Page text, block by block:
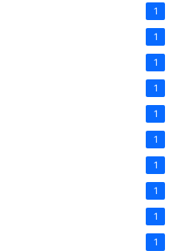
1
1
1
1
1
1
1
1
1
1